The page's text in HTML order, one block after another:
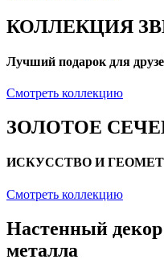
КОЛЛЕКЦИЯ
Лучший подарок для
Смотреть коллекцию
ЗОЛОТОЕ
ИСКУССТВО И
Смотреть коллекцию
Настенный
металла